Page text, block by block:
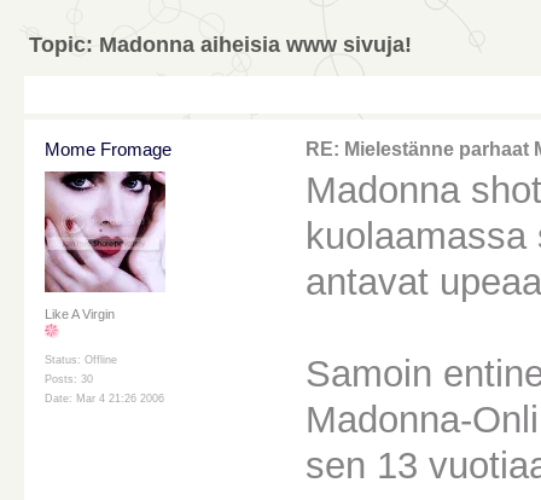
Topic: Madonna aiheisia www sivuja!
Mome Fromage
Like A Virgin
Status: Offline
Posts: 30
Date: Mar 4 21:26 2006
RE: Mielestänne parhaat
Madonna
antavat
Samoin
Madonna-
sen 13